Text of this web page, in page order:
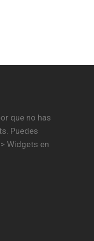
que no has
Puedes
Widgets en